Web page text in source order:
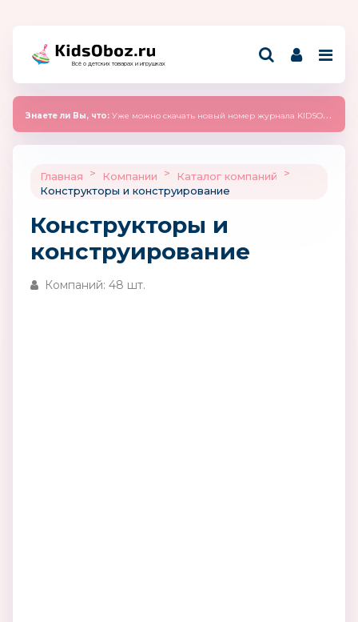
Всё о детских товарах и игрушках
Знаете ли Вы, что: Уже можно скачать новый номер журнала KIDSOBOZ 2025 (сентябрь)
Главная > Компании > Каталог компаний
>
Конструкторы и конструирование
Конструкторы и
конструирование
Компаний: 48 шт.